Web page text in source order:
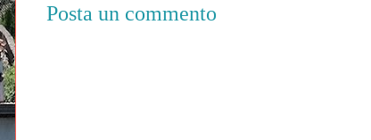
Posta un commento